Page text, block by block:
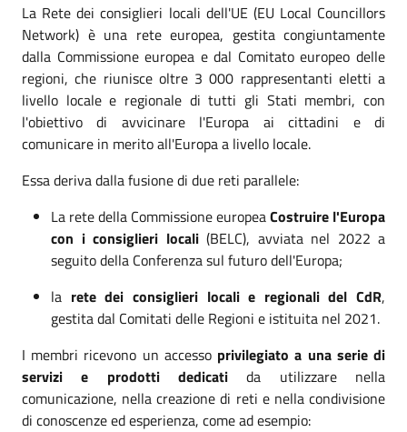
La Rete dei consiglieri locali dell'UE (EU Local Councillors
Network) è una rete europea, gestita congiuntamente
dalla Commissione europea e dal Comitato europeo delle
regioni, che riunisce oltre 3 000 rappresentanti eletti a
livello locale e regionale di tutti gli Stati membri, con
l'obiettivo di avvicinare l'Europa ai cittadini e di
comunicare in merito all'Europa a livello locale.
Essa deriva dalla fusione di due reti parallele:
La rete della Commissione europeaCostruire l'Europa
con i consiglieri locali(BELC), avviata nel 2022 a
seguito della Conferenza sul futuro dell'Europa;
la rete dei consiglieri locali e regionali del CdR,
gestita dal Comitati delle Regioni e istituita nel 2021.
I membri ricevono un accessoprivilegiato a una serie di
servizi e prodotti dedicati da utilizzare nella
comunicazione, nella creazione di reti e nella condivisione
di conoscenze ed esperienza, come ad esempio: